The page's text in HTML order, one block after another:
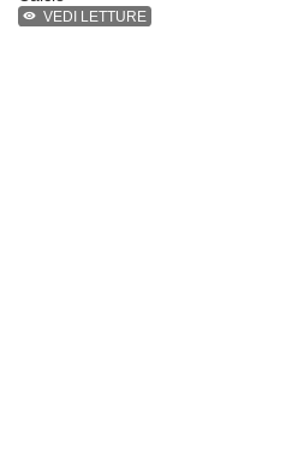
VEDI LETTURE